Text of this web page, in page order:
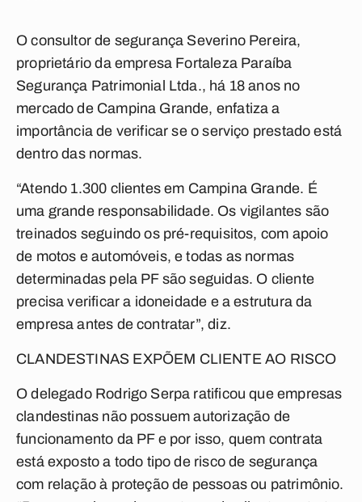
O consultor de segurança Severino Pereira,
proprietário da empresa Fortaleza Paraíba
Segurança Patrimonial Ltda., há 18 anos no
mercado de Campina Grande, enfatiza a
importância de verificar se o serviço prestado está
dentro das normas.
“Atendo 1.300 clientes em Campina Grande. É
uma grande responsabilidade. Os vigilantes são
treinados seguindo os pré-requisitos, com apoio
de motos e automóveis, e todas as normas
determinadas pela PF são seguidas. O cliente
precisa verificar a idoneidade e a estrutura da
empresa antes de contratar”, diz.
CLANDESTINAS EXPÕEM CLIENTE AO RISCO
O delegado Rodrigo Serpa ratificou que empresas
clandestinas não possuem autorização de
funcionamento da PF e por isso, quem contrata
está exposto a todo tipo de risco de segurança
com relação à proteção de pessoas ou patrimônio.